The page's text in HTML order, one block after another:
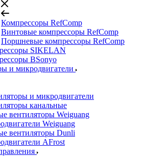
Компрессоры RefComp
Винтовые компрессоры RefComp
Поршневые компрессоры RefComp
SIKELAN
BSonyo
и микродвигатели
и микродвигатели
канальные
вентиляторы Weiguang
Weiguang
вентиляторы Dunli
AFrost